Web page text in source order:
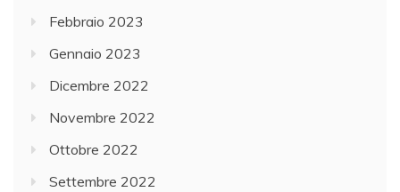
Febbraio 2023
Gennaio 2023
Dicembre 2022
Novembre 2022
Ottobre 2022
Settembre 2022